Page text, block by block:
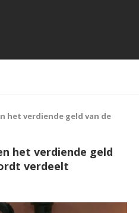
het verdiende geld van de
het verdiende geld
verdeelt